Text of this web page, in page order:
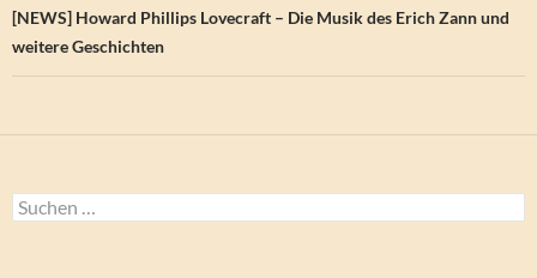
[NEWS] Howard Phillips Lovecraft – Die Musik des Erich Zann und
weitere Geschichten
Suchen
nach: